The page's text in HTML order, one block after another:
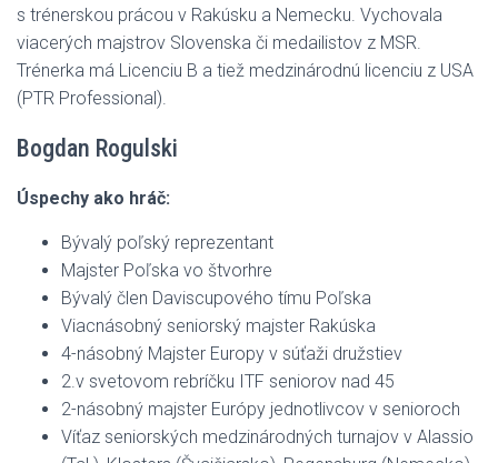
s trénerskou prácou v Rakúsku a Nemecku. Vychovala
viacerých majstrov Slovenska či medailistov z MSR.
Trénerka má Licenciu B a tiež medzinárodnú licenciu z USA
(PTR Professional).
Bogdan Rogulski
Úspechy ako hráč:
Bývalý poľský reprezentant
Majster Poľska vo štvorhre
Bývalý člen Daviscupového tímu Poľska
Viacnásobný seniorský majster Rakúska
4-násobný Majster Europy v súťaži družstiev
2.v svetovom rebríčku ITF seniorov nad 45
2-násobný majster Európy jednotlivcov v senioroch
Víťaz seniorských medzinárodných turnajov v Alassio